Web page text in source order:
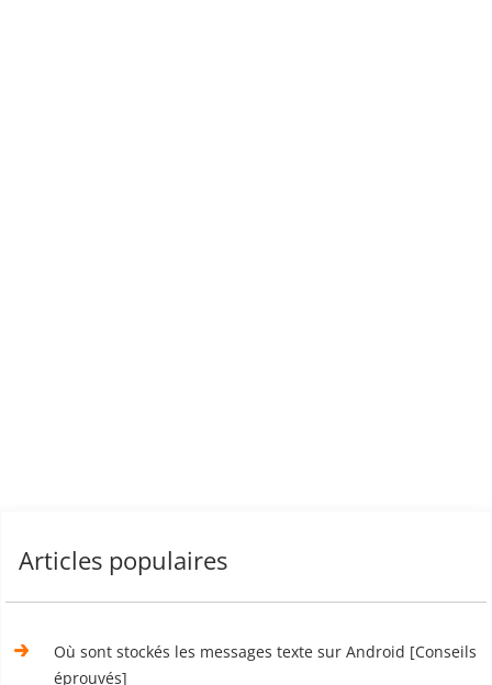
Articles populaires
Où sont stockés les messages texte sur Android [Conseils
éprouvés]